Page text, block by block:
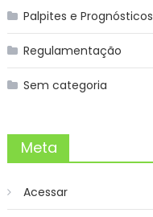
Palpites e Prognósticos
Regulamentação
Sem categoria
Meta
Acessar